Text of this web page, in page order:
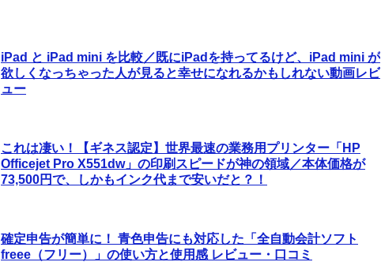
iPad と iPad mini を比較／既にiPadを持ってるけど、iPad mini が
欲しくなっちゃった人が見ると幸せになれるかもしれない動画レビ
ュー
これは凄い！【ギネス認定】世界最速の業務用プリンター「HP
Officejet Pro X551dw」の印刷スピードが神の領域／本体価格が
73,500円で、しかもインク代まで安いだと？！
確定申告が簡単に！ 青色申告にも対応した「全自動会計ソフト
freee（フリー）」の使い方と使用感 レビュー・口コミ